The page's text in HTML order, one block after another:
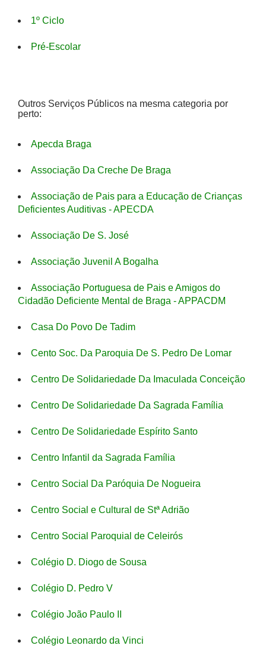
1º Ciclo
Pré-Escolar
Outros Serviços Públicos na mesma categoria por
perto:
Apecda Braga
Associação Da Creche De Braga
Associação de Pais para a Educação de Crianças
Deficientes Auditivas - APECDA
Associação De S. José
Associação Juvenil A Bogalha
Associação Portuguesa de Pais e Amigos do
Cidadão Deficiente Mental de Braga - APPACDM
Casa Do Povo De Tadim
Cento Soc. Da Paroquia De S. Pedro De Lomar
Centro De Solidariedade Da Imaculada Conceição
Centro De Solidariedade Da Sagrada Família
Centro De Solidariedade Espírito Santo
Centro Infantil da Sagrada Família
Centro Social Da Paróquia De Nogueira
Centro Social e Cultural de Stª Adrião
Centro Social Paroquial de Celeirós
Colégio D. Diogo de Sousa
Colégio D. Pedro V
Colégio João Paulo II
Colégio Leonardo da Vinci